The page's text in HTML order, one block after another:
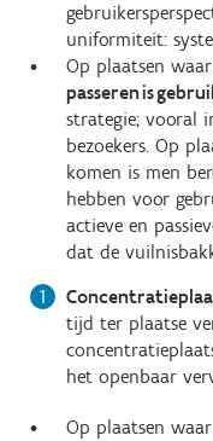
uniformiteit:
Op plaatsen waar
passeren is
strategie; vooral
bezoekers. Op
komen is men
hebben voor
actieve en
dat de
tijd ter plaatse
het openbaar
Op plaatsen